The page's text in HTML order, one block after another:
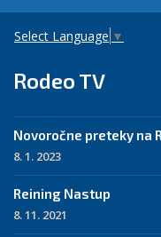
Select Language ▼
Rodeo TV
Novoročne preteky na
8. 1. 2023
Reining Nastup
8. 11. 2021